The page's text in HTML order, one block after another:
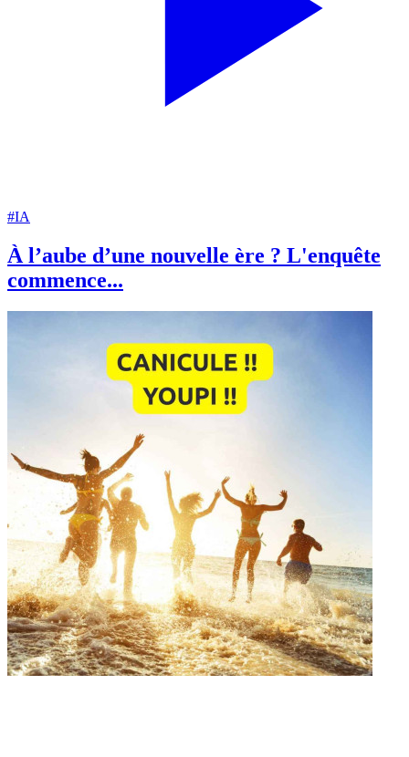
#IA
À l’aube d’une nouvelle ère ? L'enquête
commence...